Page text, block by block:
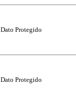
Dato Protegido
Dato Protegido